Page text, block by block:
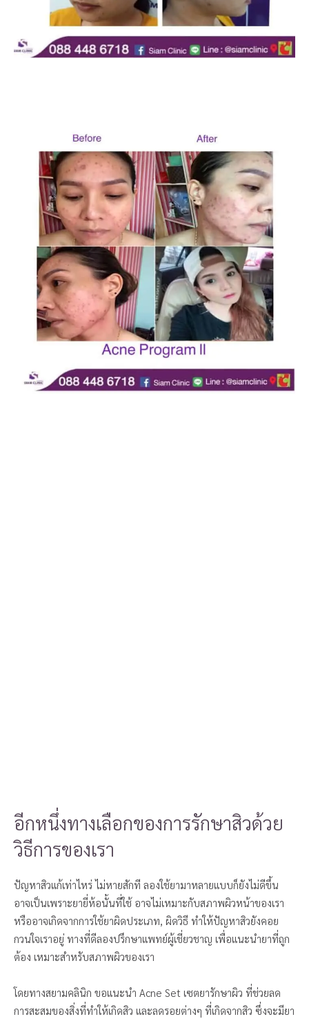
อีกหนึ่งทางเลือกของการรักษาสิวด้วย
วิธีการของเรา
ปัญหาสิวแก้เท่าไหร่ ไม่หายสักที ลองใช้ยามาหลายแบบก็ยังไม่ดีขึ้น
อาจเป็นเพราะยายี่ห้อนั้นที่ใช้ อาจไม่เหมาะกับสภาพผิวหน้าของเรา
หรืออาจเกิดจากการใช้ยาผิดประเภท, ผิดวิธี ทำให้ปัญหาสิวยังคอย
กวนใจเราอยู่ ทางที่ดีลองปรึกษาแพทย์ผู้เชี่ยวชาญ เพื่อแนะนำยาที่ถูก
ต้อง เหมาะสำหรับสภาพผิวของเรา
โดยทางสยามคลินิก ขอแนะนำ Acne Set เซตยารักษาผิว ที่ช่วยลด
การสะสมของสิ่งที่ทำให้เกิดสิว และลดรอยต่างๆ ที่เกิดจากสิว ซึ่งจะมียา